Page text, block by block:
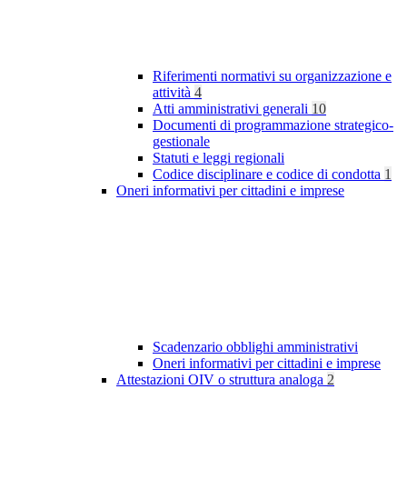
Riferimenti normativi su organizzazione e
attività 4
Atti amministrativi generali 10
Documenti di programmazione strategico-
gestionale
Statuti e leggi regionali
Codice disciplinare e codice di condotta 1
Oneri informativi per cittadini e imprese
Scadenzario obblighi amministrativi
Oneri informativi per cittadini e imprese
Attestazioni OIV o struttura analoga 2